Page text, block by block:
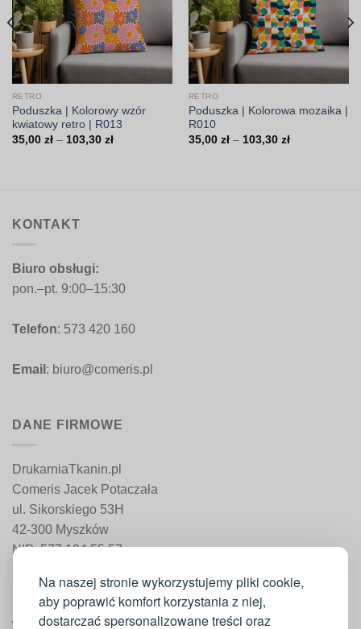
Na naszej stronie wykorzystujemy pliki cookie,
aby poprawić komfort korzystania z niej,
dostarczać spersonalizowane treści oraz
RETRO
Poduszka | Kolorowy wzór
kwiatowy retro | R013
35,00 zł – 103,30 złZakres
RETRO
Poduszka | Kolorowa mozaika |
R010
35,00 zł – 103,30 złZakres
KONTAKT
Biuro obsługi:
pon.–pt. 9:00–15:30
Telefon: 573 420 160
Email : biuro@comeris.pl
DANE FIRMOWE
DrukarniaTkanin.pl
Comeris Jacek Potaczała
ul. Sikorskiego 53H
42-300 Myszków
NIP: 577 194 55 57
WAŻNE INFORMACJE